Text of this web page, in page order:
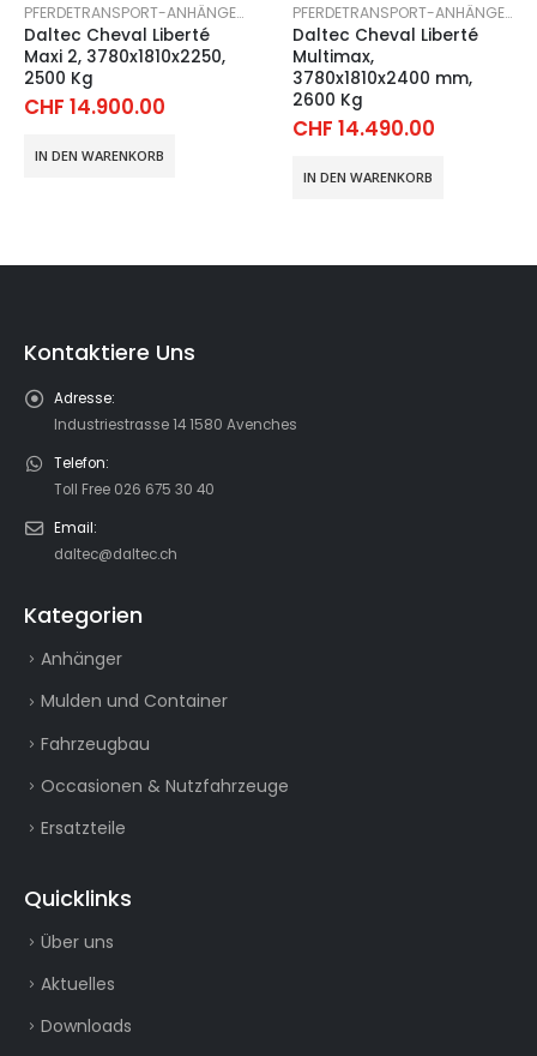
PFERDETRANSPORT-ANHÄNGER
Daltec Cheval Liberté
Maxi 2, 3780x1810x2250,
2500 Kg
CHF 14.900.00
IN DEN WARENKORB
PFERDETRANSPORT-ANHÄNGER
Daltec Cheval Liberté
Multimax,
3780x1810x2400 mm,
2600 Kg
CHF 14.490.00
IN DEN WARENKORB
Kontaktiere Uns
Adresse:
Industriestrasse 14 1580 Avenches
Telefon:
Toll Free 026 675 30 40
Email:
daltec@daltec.ch
Kategorien
Anhänger
Mulden und Container
Fahrzeugbau
Occasionen & Nutzfahrzeuge
Ersatzteile
Quicklinks
Über uns
Aktuelles
Downloads